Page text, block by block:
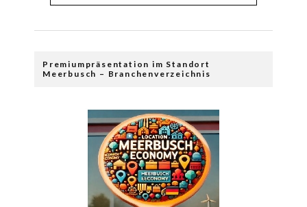
Premiumpräsentation im Standort
Meerbusch – Branchenverzeichnis